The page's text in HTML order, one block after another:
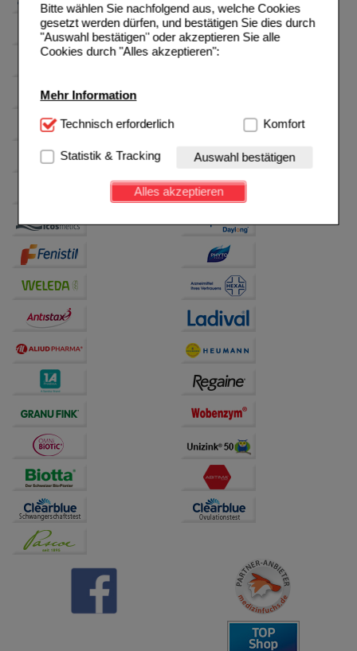
Bitte wählen Sie nachfolgend aus, welche Cookies
gesetzt werden dürfen, und bestätigen Sie dies durch
"Auswahl bestätigen" oder akzeptieren Sie alle
Cookies durch "Alles akzeptieren":
Mehr Information
Technisch Notwendig:Hierbei handelt es sich um
Website notwendig sind (z.B. Navigation, Warenkorb,
Kundenkonto), weshalb auf diese nicht verzichtet
werden kann.
Einkaufserlebnis noch ansprechender zu gestalten,
Besuchers oder unsere Seite an bevorzugte
Verhaltensweisen (z.B. Spracheinstellung)
anzupassen. Komfort-Cookies ermöglichen es uns
auch auf Ihre Bedürfnisse zugeschrittene Inhalte
anzuzeigen und unser Partnerprogramm zu
betreiben.
Statistik & Tracking:
Hierüber lassen sich
Informationen über die Art und Weise der Nutzung
unserer Website sammeln, mit deren Hilfe wir unsere
Website weiter für Sie optimieren können, den Inhalt
auf unserer Website aber auch die Werbung auf
Drittseiten möglichst relevant für Sie zu gestalten.
Bitte beachten Sie, dass Daten hierfür teilweise an
Dritte wie z.B. Google oder soziale Medien
übertragen werden.
Technisch erforderlich Komfort
Statistik & Tracking Auswahl bestätigen
Alles akzeptieren